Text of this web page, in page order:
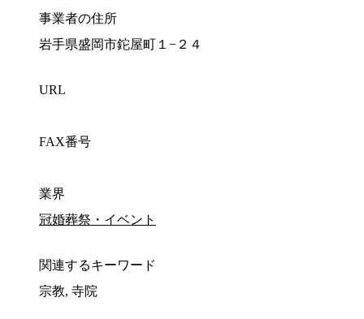
事業者の住所
岩手県盛岡市鉈屋町１−２４
URL
FAX番号
業界
冠婚葬祭・イベント
関連するキーワード
宗教, 寺院